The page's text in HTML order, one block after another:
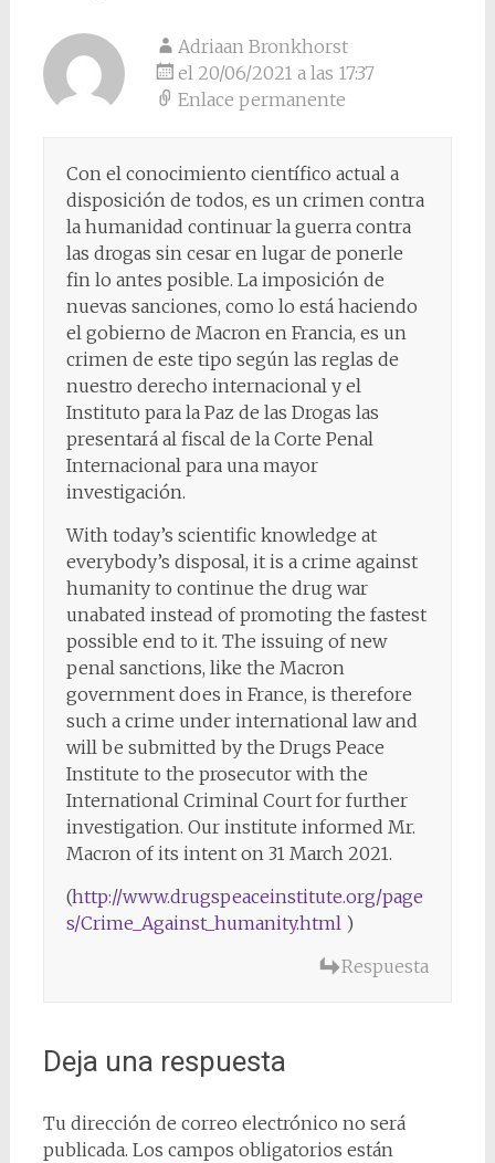
Adriaan Bronkhorst
el 20/06/2021 a las 17:37
Enlace permanente
Con el conocimiento científico actual a
disposición de todos, es un crimen contra
la humanidad continuar la guerra contra
las drogas sin cesar en lugar de ponerle
fin lo antes posible. La imposición de
nuevas sanciones, como lo está haciendo
el gobierno de Macron en Francia, es un
crimen de este tipo según las reglas de
nuestro derecho internacional y el
Instituto para la Paz de las Drogas las
presentará al fiscal de la Corte Penal
Internacional para una mayor
investigación.
With today’s scientific knowledge at
everybody’s disposal, it is a crime against
humanity to continue the drug war
unabated instead of promoting the fastest
possible end to it. The issuing of new
penal sanctions, like the Macron
government does in France, is therefore
such a crime under international law and
will be submitted by the Drugs Peace
Institute to the prosecutor with the
International Criminal Court for further
investigation. Our institute informed Mr.
Macron of its intent on 31 March 2021.
(http://www.drugspeaceinstitute.org/page
s/Crime_Against_humanity.html )
Respuesta
Deja una respuesta
Tu dirección de correo electrónico no será
publicada. Los campos obligatorios están